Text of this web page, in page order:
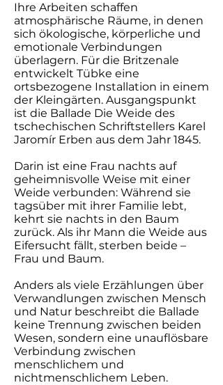
Ihre Arbeiten schaffen
atmosphärische Räume, in denen
sich ökologische, körperliche und
emotionale Verbindungen
überlagern. Für die Britzenale
entwickelt Tübke eine
ortsbezogene Installation in einem
der Kleingärten. Ausgangspunkt
ist die Ballade Die Weide des
tschechischen Schriftstellers Karel
Jaromír Erben aus dem Jahr 1845.
Darin ist eine Frau nachts auf
geheimnisvolle Weise mit einer
Weide verbunden: Während sie
tagsüber mit ihrer Familie lebt,
kehrt sie nachts in den Baum
zurück. Als ihr Mann die Weide aus
Eifersucht fällt, sterben beide –
Frau und Baum.
Anders als viele Erzählungen über
Verwandlungen zwischen Mensch
und Natur beschreibt die Ballade
keine Trennung zwischen beiden
Wesen, sondern eine unauflösbare
Verbindung zwischen
menschlichem und
nichtmenschlichem Leben.